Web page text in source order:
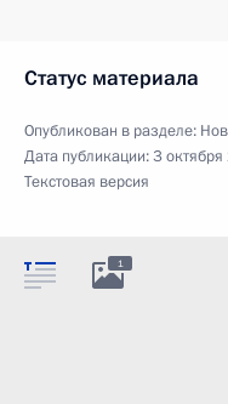
Статус материала
Опубликован в разделе:
Дата публикации:3
Текстовая версия
1